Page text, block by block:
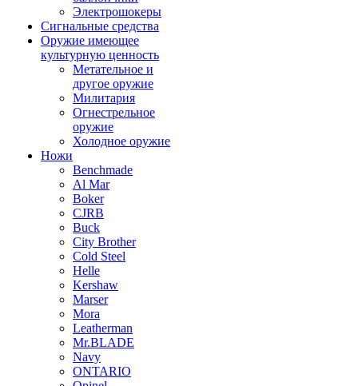
Электрошокеры
Сигнальные средства
Оружие имеющее
культурную ценность
Метательное и
другое оружие
Милитария
Огнестрельное
оружие
Холодное оружие
Ножи
Benchmade
Al Mar
Boker
CJRB
Buck
City Brother
Cold Steel
Helle
Kershaw
Marser
Mora
Leatherman
Mr.BLADE
Navy
ONTARIO